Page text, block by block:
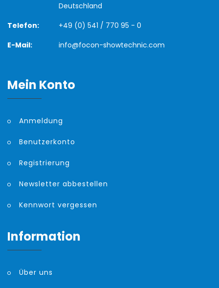
Deutschland
Telefon:
+49 (0) 541 / 770 95 - 0
E-Mail:
info@focon-showtechnic.com
Mein Konto
Anmeldung
Benutzerkonto
Registrierung
Newsletter abbestellen
Kennwort vergessen
Information
Über uns